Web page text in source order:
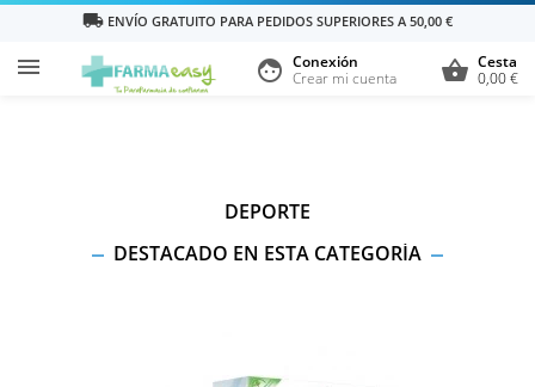
local_shipping ENVÍO GRATUITO PARA PEDIDOS SUPERIORES A 50,00 €
 shopping_basket Cesta
0,00 €
face Conexión
Crear mi cuenta
DEPORTE
DESTACADO EN ESTA CATEGORÍA